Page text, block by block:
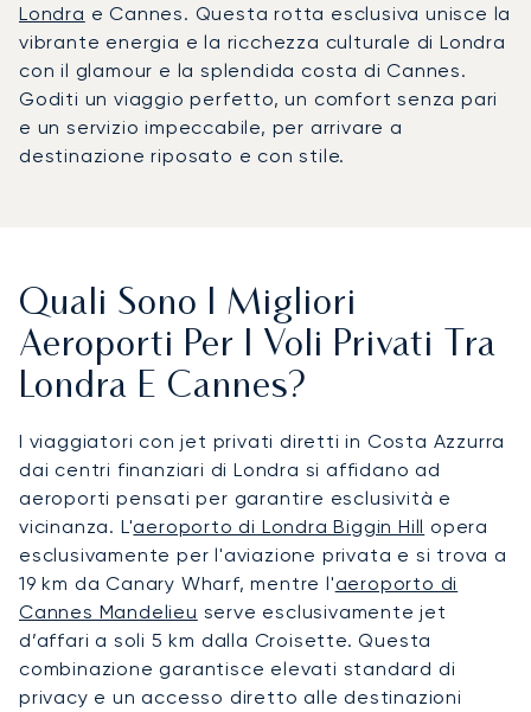
Londra e Cannes. Questa rotta esclusiva unisce la
vibrante energia e la ricchezza culturale di Londra
con il glamour e la splendida costa di Cannes.
Goditi un viaggio perfetto, un comfort senza pari
e un servizio impeccabile, per arrivare a
destinazione riposato e con stile.
Quali Sono I Migliori
Aeroporti Per I Voli Privati Tra
Londra E Cannes?
I viaggiatori con jet privati diretti in Costa Azzurra
dai centri finanziari di Londra si affidano ad
aeroporti pensati per garantire esclusività e
vicinanza. L'aeroporto di Londra Biggin Hill opera
esclusivamente per l'aviazione privata e si trova a
19 km da Canary Wharf, mentre l'aeroporto di
Cannes Mandelieu serve esclusivamente jet
d’affari a soli 5 km dalla Croisette. Questa
combinazione garantisce elevati standard di
privacy e un accesso diretto alle destinazioni